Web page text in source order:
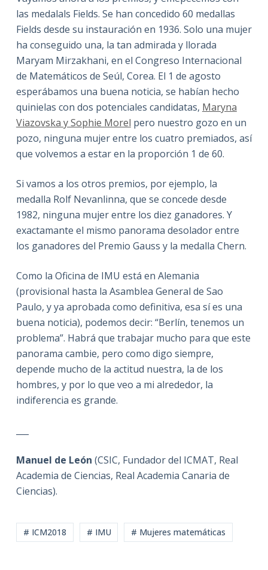
las medalals Fields. Se han concedido 60 medallas
Fields desde su instauración en 1936. Solo una mujer
ha conseguido una, la tan admirada y llorada
Maryam Mirzakhani, en el Congreso Internacional
de Matemáticos de Seúl, Corea. El 1 de agosto
esperábamos una buena noticia, se habían hecho
quinielas con dos potenciales candidatas, Maryna
Viazovska y Sophie Morel pero nuestro gozo en un
pozo, ninguna mujer entre los cuatro premiados, así
que volvemos a estar en la proporción 1 de 60.
Si vamos a los otros premios, por ejemplo, la
medalla Rolf Nevanlinna, que se concede desde
1982, ninguna mujer entre los diez ganadores. Y
exactamante el mismo panorama desolador entre
los ganadores del Premio Gauss y la medalla Chern.
Como la Oficina de IMU está en Alemania
(provisional hasta la Asamblea General de Sao
Paulo, y ya aprobada como definitiva, esa sí es una
buena noticia), podemos decir: “Berlín, tenemos un
problema”. Habrá que trabajar mucho para que este
panorama cambie, pero como digo siempre,
depende mucho de la actitud nuestra, la de los
hombres, y por lo que veo a mi alrededor, la
indiferencia es grande.
Manuel de León (CSIC, Fundador del ICMAT, Real
Academia de Ciencias, Real Academia Canaria de
Ciencias).
# ICM2018 # IMU # Mujeres matemáticas